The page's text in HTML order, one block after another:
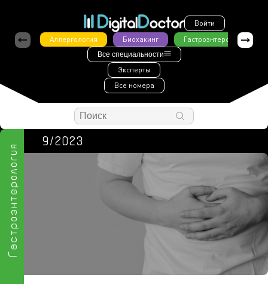
Войти
Аллергология
Биохакинг Гастроэнтерология
Все специальности
Эксперты
Все номера
Гастроэнтерология
9/2023